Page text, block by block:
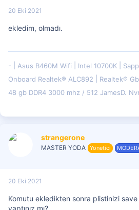
20 Eki 2021
ekledim, olmadı.
- Asus B460M Wifi Intel 10700K
Onboard Realtek® ALC892
Realtek®
48 gb DDR4 3000 mhz / 512 JamesD.
strangerone
MASTER YODA Yönetici
20 Eki 2021
Komutu ekledikten sonra plistinizi save
yaptınız mı?